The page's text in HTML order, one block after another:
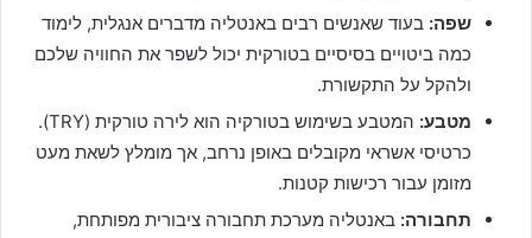
שפה: בעוד שאנשים רבים באנטליה מדברים אנגלית, לימוד
כמה ביטויים בסיסיים בטורקית יכול לשפר את החוויה שלכם
ולהקל על התקשורת.
מטבע:
המטבע בשימוש בטורקיה הוא לירה טורקית (TRY).
כרטיסי אשראי מקובלים באופן נרחב, אך מומלץ לשאת מעט
מזומן עבור רכישות קטנות.
תחבורה: באנטליה מערכת תחבורה ציבורית מפותחת,